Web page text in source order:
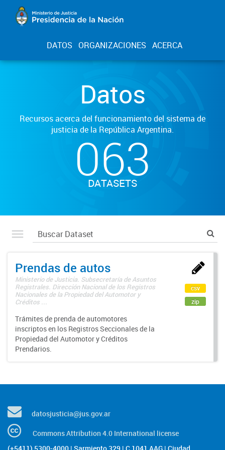
DATOS ORGANIZACIONES ACERCA
Datos
Recursos acerca del funcionamiento del sistema de
justicia de la República Argentina.
063
DATASETS
Prendas de autos
Ministerio de Justicia. Subsecretaría de Asuntos
Registrales. Dirección Nacional de los Registros
Nacionales de la Propiedad del Automotor y
Créditos ...
Trámites de prenda de automotores
inscriptos en los Registros Seccionales de la
Propiedad del Automotor y Créditos
Prendarios.
csv
zip
datosjusticia@jus.gov.ar
Commons Attribution 4.0 International license